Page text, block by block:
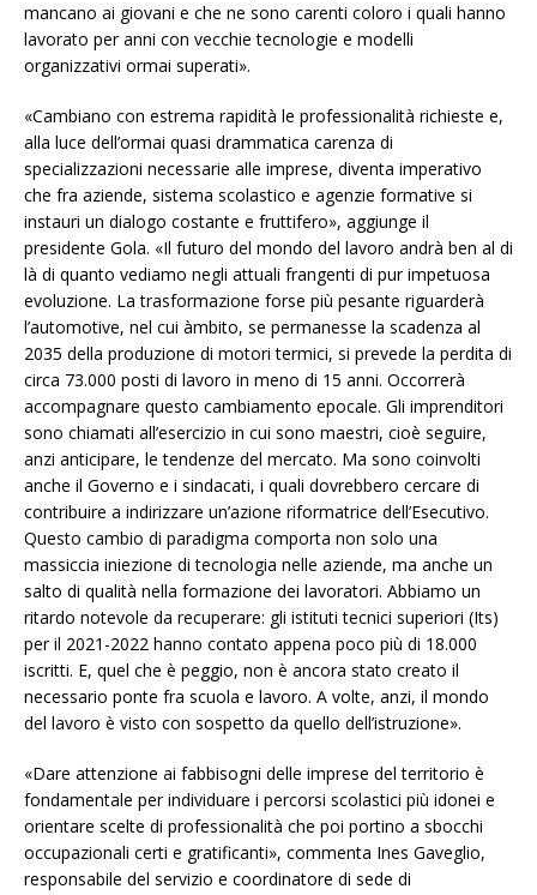
mancano ai giovani e che ne sono carenti coloro i quali hanno
lavorato per anni con vecchie tecnologie e modelli
organizzativi ormai superati».
«Cambiano con estrema rapidità le professionalità richieste e,
alla luce dell’ormai quasi drammatica carenza di
specializzazioni necessarie alle imprese, diventa imperativo
che fra aziende, sistema scolastico e agenzie formative si
instauri un dialogo costante e fruttifero», aggiunge il
presidente Gola. «Il futuro del mondo del lavoro andrà ben al di
là di quanto vediamo negli attuali frangenti di pur impetuosa
evoluzione. La trasformazione forse più pesante riguarderà
l’automotive, nel cui àmbito, se permanesse la scadenza al
2035 della produzione di motori termici, si prevede la perdita di
circa 73.000 posti di lavoro in meno di 15 anni. Occorrerà
accompagnare questo cambiamento epocale. Gli imprenditori
sono chiamati all’esercizio in cui sono maestri, cioè seguire,
anzi anticipare, le tendenze del mercato. Ma sono coinvolti
anche il Governo e i sindacati, i quali dovrebbero cercare di
contribuire a indirizzare un’azione riformatrice dell’Esecutivo.
Questo cambio di paradigma comporta non solo una
massiccia iniezione di tecnologia nelle aziende, ma anche un
salto di qualità nella formazione dei lavoratori. Abbiamo un
ritardo notevole da recuperare: gli istituti tecnici superiori (Its)
per il 2021-2022 hanno contato appena poco più di 18.000
iscritti. E, quel che è peggio, non è ancora stato creato il
necessario ponte fra scuola e lavoro. A volte, anzi, il mondo
del lavoro è visto con sospetto da quello dell’istruzione».
«Dare attenzione ai fabbisogni delle imprese del territorio è
fondamentale per individuare i percorsi scolastici più idonei e
orientare scelte di professionalità che poi portino a sbocchi
occupazionali certi e gratificanti», commenta Ines Gaveglio,
responsabile del servizio e coordinatore di sede di